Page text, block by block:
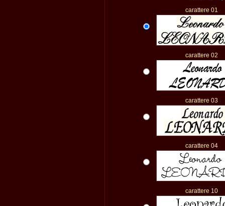
carattere 01
carattere 02
carattere 03
carattere 04
carattere 10